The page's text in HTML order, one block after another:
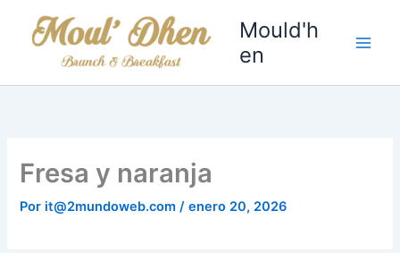
Mould'h
en
Fresa y naranja
Por it@2mundoweb.com/enero 20, 2026